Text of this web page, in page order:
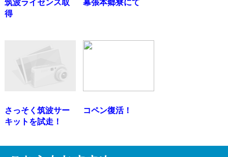
筑波ライセンス取
得
幕張本郷寮にて
さっそく筑波サー
キットを試走！
コペン復活！